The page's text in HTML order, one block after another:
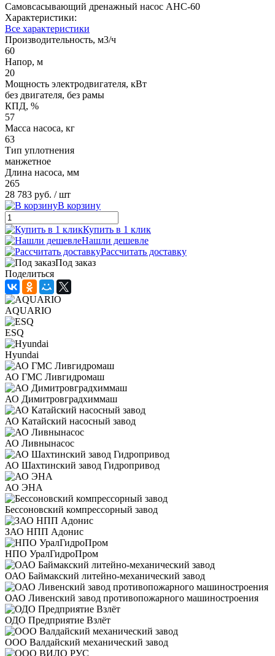
Самовсасывающий дренажный насос АНС-60
Характеристики:
Все характеристики
Производительность, м3/ч
60
Напор, м
20
Мощность электродвигателя, кВт
без двигателя, без рамы
КПД, %
57
Масса насоса, кг
63
Тип уплотнения
манжетное
Длина насоса, мм
265
28 783 руб. / шт
В корзину
Купить в 1 клик
Нашли дешевле
Рассчитать доставку
Под заказ
Поделиться
AQUARIO
ESQ
Hyundai
АО ГМС Ливгидромаш
АО Димитровградхиммаш
АО Катайский насосный завод
АО Ливнынасос
АО Шахтинский завод Гидропривод
АО ЭНА
Бессоновский компрессорный завод
ЗАО НПП Адонис
НПО УралГидроПром
ОАО Баймакский литейно-механический завод
ОАО Ливенский завод противопожарного машиностроения
ОДО Предприятие Взлёт
ООО Валдайский механический завод